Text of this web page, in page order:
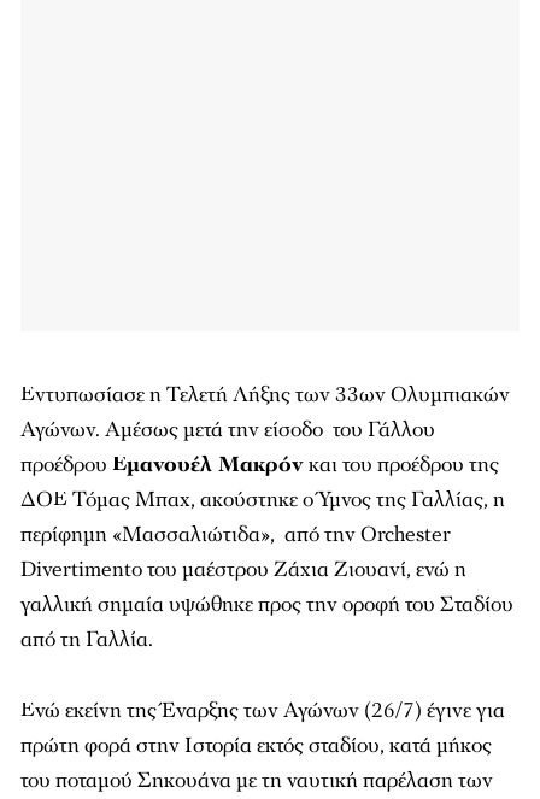
Εντυπωσίασε η Τελετή Λήξης των 33ων Ολυμπιακών
Αγώνων. Αμέσως μετά την είσοδο του Γάλλου
προέδρου Εμανουέλ Μακρόνκαι του προέδρου της
ΔΟΕ Τόμας Μπαχ, ακούστηκε ο Ύμνος της Γαλλίας, η
περίφημη «Μασσαλιώτιδα», από την Orchester
Divertimento του μαέστρου Ζάχια Ζιουανί, ενώ η
γαλλική σημαία υψώθηκε προς την οροφή του Σταδίου
από τη Γαλλία.
Ενώ εκείνη της Έναρξης των Αγώνων (26/7) έγινε για
πρώτη φορά στην Ιστορία εκτός σταδίου, κατά μήκος
του ποταμού Σηκουάνα με τη ναυτική παρέλαση των